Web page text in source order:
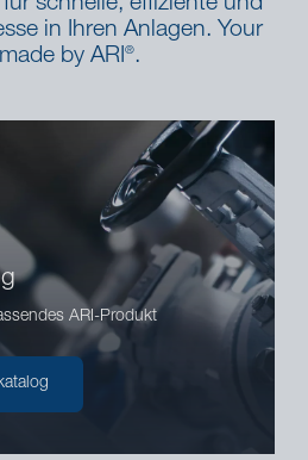
schnelle, effiziente und
in Ihren Anlagen. Your
by ARI® .
ARI-Produkt